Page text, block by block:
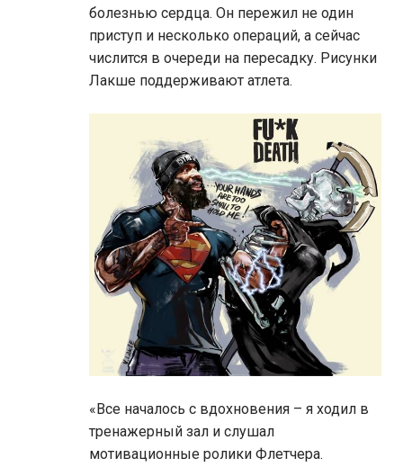
болезнью сердца. Он пережил не один
приступ и несколько операций, а сейчас
числится в очереди на пересадку. Рисунки
Лакше поддерживают атлета.
«Все началось с вдохновения – я ходил в
тренажерный зал и слушал
мотивационные ролики Флетчера.